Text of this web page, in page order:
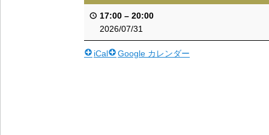
17:00 – 20:00
2026/07/31
iCal Google カレンダー